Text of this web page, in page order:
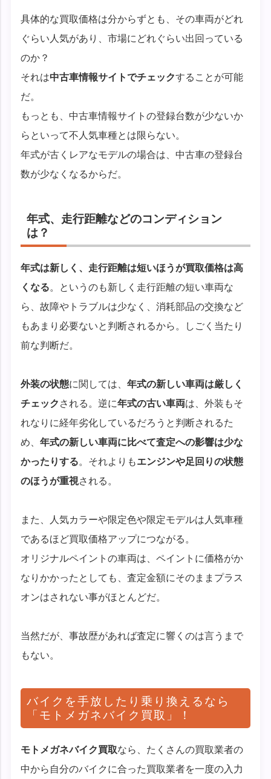
具体的な買取価格は分からずとも、その車両がどれ
ぐらい人気があり、市場にどれぐらい出回っている
のか？
それは中古車情報サイトでチェックすることが可能
だ。
もっとも、中古車情報サイトの登録台数が少ないか
らといって不人気車種とは限らない。
年式が古くレアなモデルの場合は、中古車の登録台
数が少なくなるからだ。
年式、走行距離などのコンディション
は？
年式は新しく、走行距離は短いほうが買取価格は高
くなる。というのも新しく走行距離の短い車両な
ら、故障やトラブルは少なく、消耗部品の交換など
もあまり必要ないと判断されるから。しごく当たり
前な判断だ。
外装の状態に関しては、年式の新しい車両は厳しく
チェック される。逆に年式の古い車両は、外装もそ
れなりに経年劣化しているだろうと判断されるた
め、年式の新しい車両に比べて査定への影響は少な
かったりする。それよりもエンジンや足回りの状態
のほうが重視される。
また、人気カラーや限定色や限定モデルは人気車種
であるほど買取価格アップにつながる。
オリジナルペイントの車両は、ペイントに価格がか
なりかかったとしても、査定金額にそのままプラス
オンはされない事がほとんどだ。
当然だが、事故歴があれば査定に響くのは言うまで
もない。
バイクを手放したり乗り換えるなら
「モトメガネバイク買取」！
モトメガネバイク買取なら、たくさんの買取業者の
中から自分のバイクに合った買取業者を一度の入力